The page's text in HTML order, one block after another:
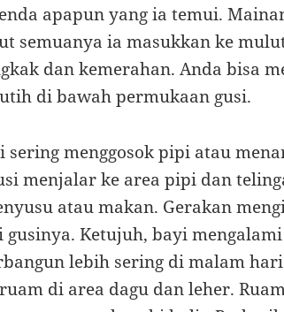
apapun yang ia temui.
semuanya ia masukkan ke
dan kemerahan. Anda bisa
di bawah permukaan gusi.
sering menggosok pipi atau
menjalar ke area pipi dan
atau makan. Gerakan
gusinya. Ketujuh, bayi
lebih sering di malam
di area dagu dan leher.